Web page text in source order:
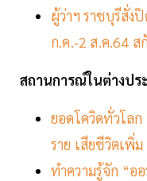
ผู้ว่าฯ ราชบุรีสั่ง
ก.ค.-2 ส.ค.64 ส
สถานการณ์ในต่างปร
ยอดโควิดทั่วโล
ราย เสียชีวิตเพิ่
ทำความรู้จัก “อ